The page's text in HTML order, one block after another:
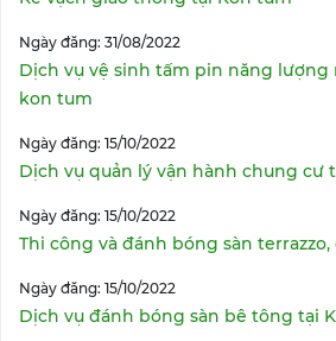
Ngày đăng: 31/08/2022
Dịch vụ vệ sinh tấm pin năng
kon tum
Ngày đăng: 15/10/2022
Dịch vụ quản lý vận hành chung cư
Ngày đăng: 15/10/2022
Thi công và đánh bóng sàn
Ngày đăng: 15/10/2022
Dịch vụ đánh bóng sàn bê tông tại